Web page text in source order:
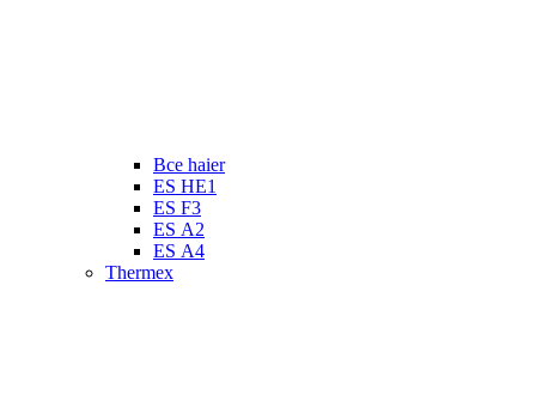
Все haier
ES HE1
ES F3
ES А2
ES А4
Thermex